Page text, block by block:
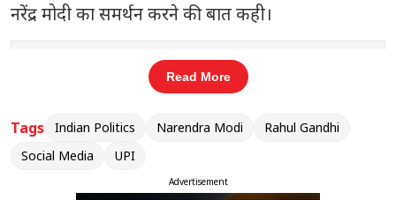
नरेंद्र मोदी का समर्थन करने की बात कही।
60 मिनट में स्नैचर गिरफ्तार, दिल्ली पुलिस
ने किया बड़ा खुलासा
‹
Read More
Tags Indian Politics Narendra Modi
Rahul Gandhi
Social Media
UPI
Advertisement